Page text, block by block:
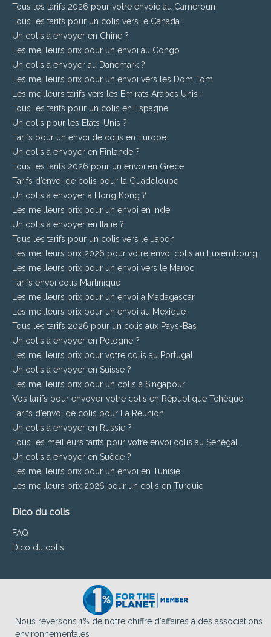
Tous les tarifs 2026 pour votre envoie au Cameroun
Tous les tarifs pour un colis vers le Canada !
Un colis à envoyer en Chine ?
Les meilleurs prix pour un envoi au Congo
Un colis à envoyer au Danemark ?
Les meilleurs prix pour un envoi vers les Dom Tom
Les meilleurs tarifs vers les Emirats Arabes Unis !
Tous les tarifs pour un colis en Espagne
Un colis pour les Etats-Unis ?
Tarifs pour un envoi de colis en Europe
Un colis à envoyer en Finlande ?
Tous les tarifs 2026 pour un envoi en Grèce
Tarifs d’envoi de colis pour la Guadeloupe
Un colis à envoyer à Hong Kong ?
Les meilleurs prix pour un envoi en Inde
Un colis à envoyer en Italie ?
Tous les tarifs pour un colis vers le Japon
Les meilleurs prix 2026 pour votre envoi colis au Luxembourg
Les meilleurs prix pour un envoi vers le Maroc
Tarifs envoi colis Martinique
Les meilleurs prix pour un envoi a Madagascar
Les meilleurs prix pour un envoi au Mexique
Tous les tarifs 2026 pour un colis aux Pays-Bas
Un colis à envoyer en Pologne ?
Les meilleurs prix pour votre colis au Portugal
Un colis à envoyer en Suisse ?
Les meilleurs prix pour un colis à Singapour
Vos tarifs pour envoyer votre colis en République Tchèque
Tarifs d’envoi de colis pour La Réunion
Un colis à envoyer en Russie ?
Tous les meilleurs tarifs pour votre envoi colis au Sénégal
Un colis à envoyer en Suède ?
Les meilleurs prix pour un envoi en Tunisie
Les meilleurs prix 2026 pour un colis en Turquie
Dico du colis
FAQ
Dico du colis
Nous reversons 1% de notre chiffre d'affaires à des associations
environnementales